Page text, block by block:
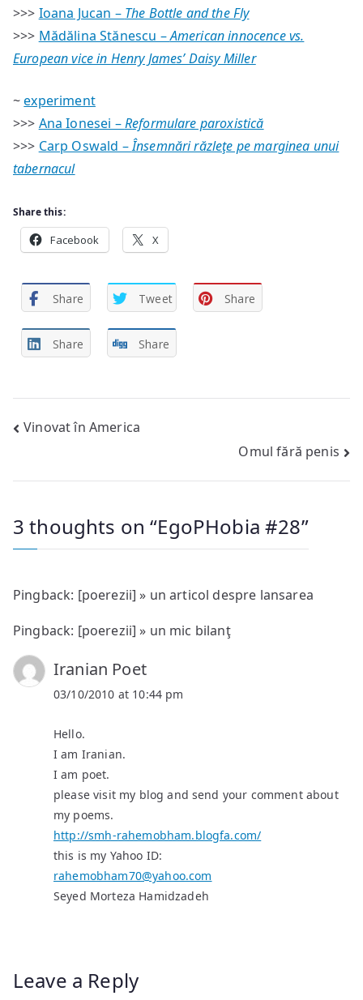
>>> Ioana Jucan – The Bottle and the Fly
>>> Mădălina Stănescu –American innocence vs.
European vice in Henry James’ Daisy Miller
~experiment
>>> Ana Ionesei –Reformulare paroxistică
>>> Carp Oswald –Însemnări răzleţe pe marginea unui
tabernacul
Share this:
Facebook X
Share Tweet Share
Share Share
Post
Vinovat în America
Omul fără penis
3 thoughts on “EgoPHobia #28”
Pingback: [poerezii] » un articol despre lansarea
Pingback: [poerezii] » un mic bilanţ
Iranian Poet
03/10/2010 at 10:44 pm
Hello.
I am Iranian.
I am poet.
please visit my blog and send your comment about
my poems.
http://smh-rahemobham.blogfa.com/
this is my Yahoo ID:
rahemobham70@yahoo.com
Seyed Morteza Hamidzadeh
Leave a Reply